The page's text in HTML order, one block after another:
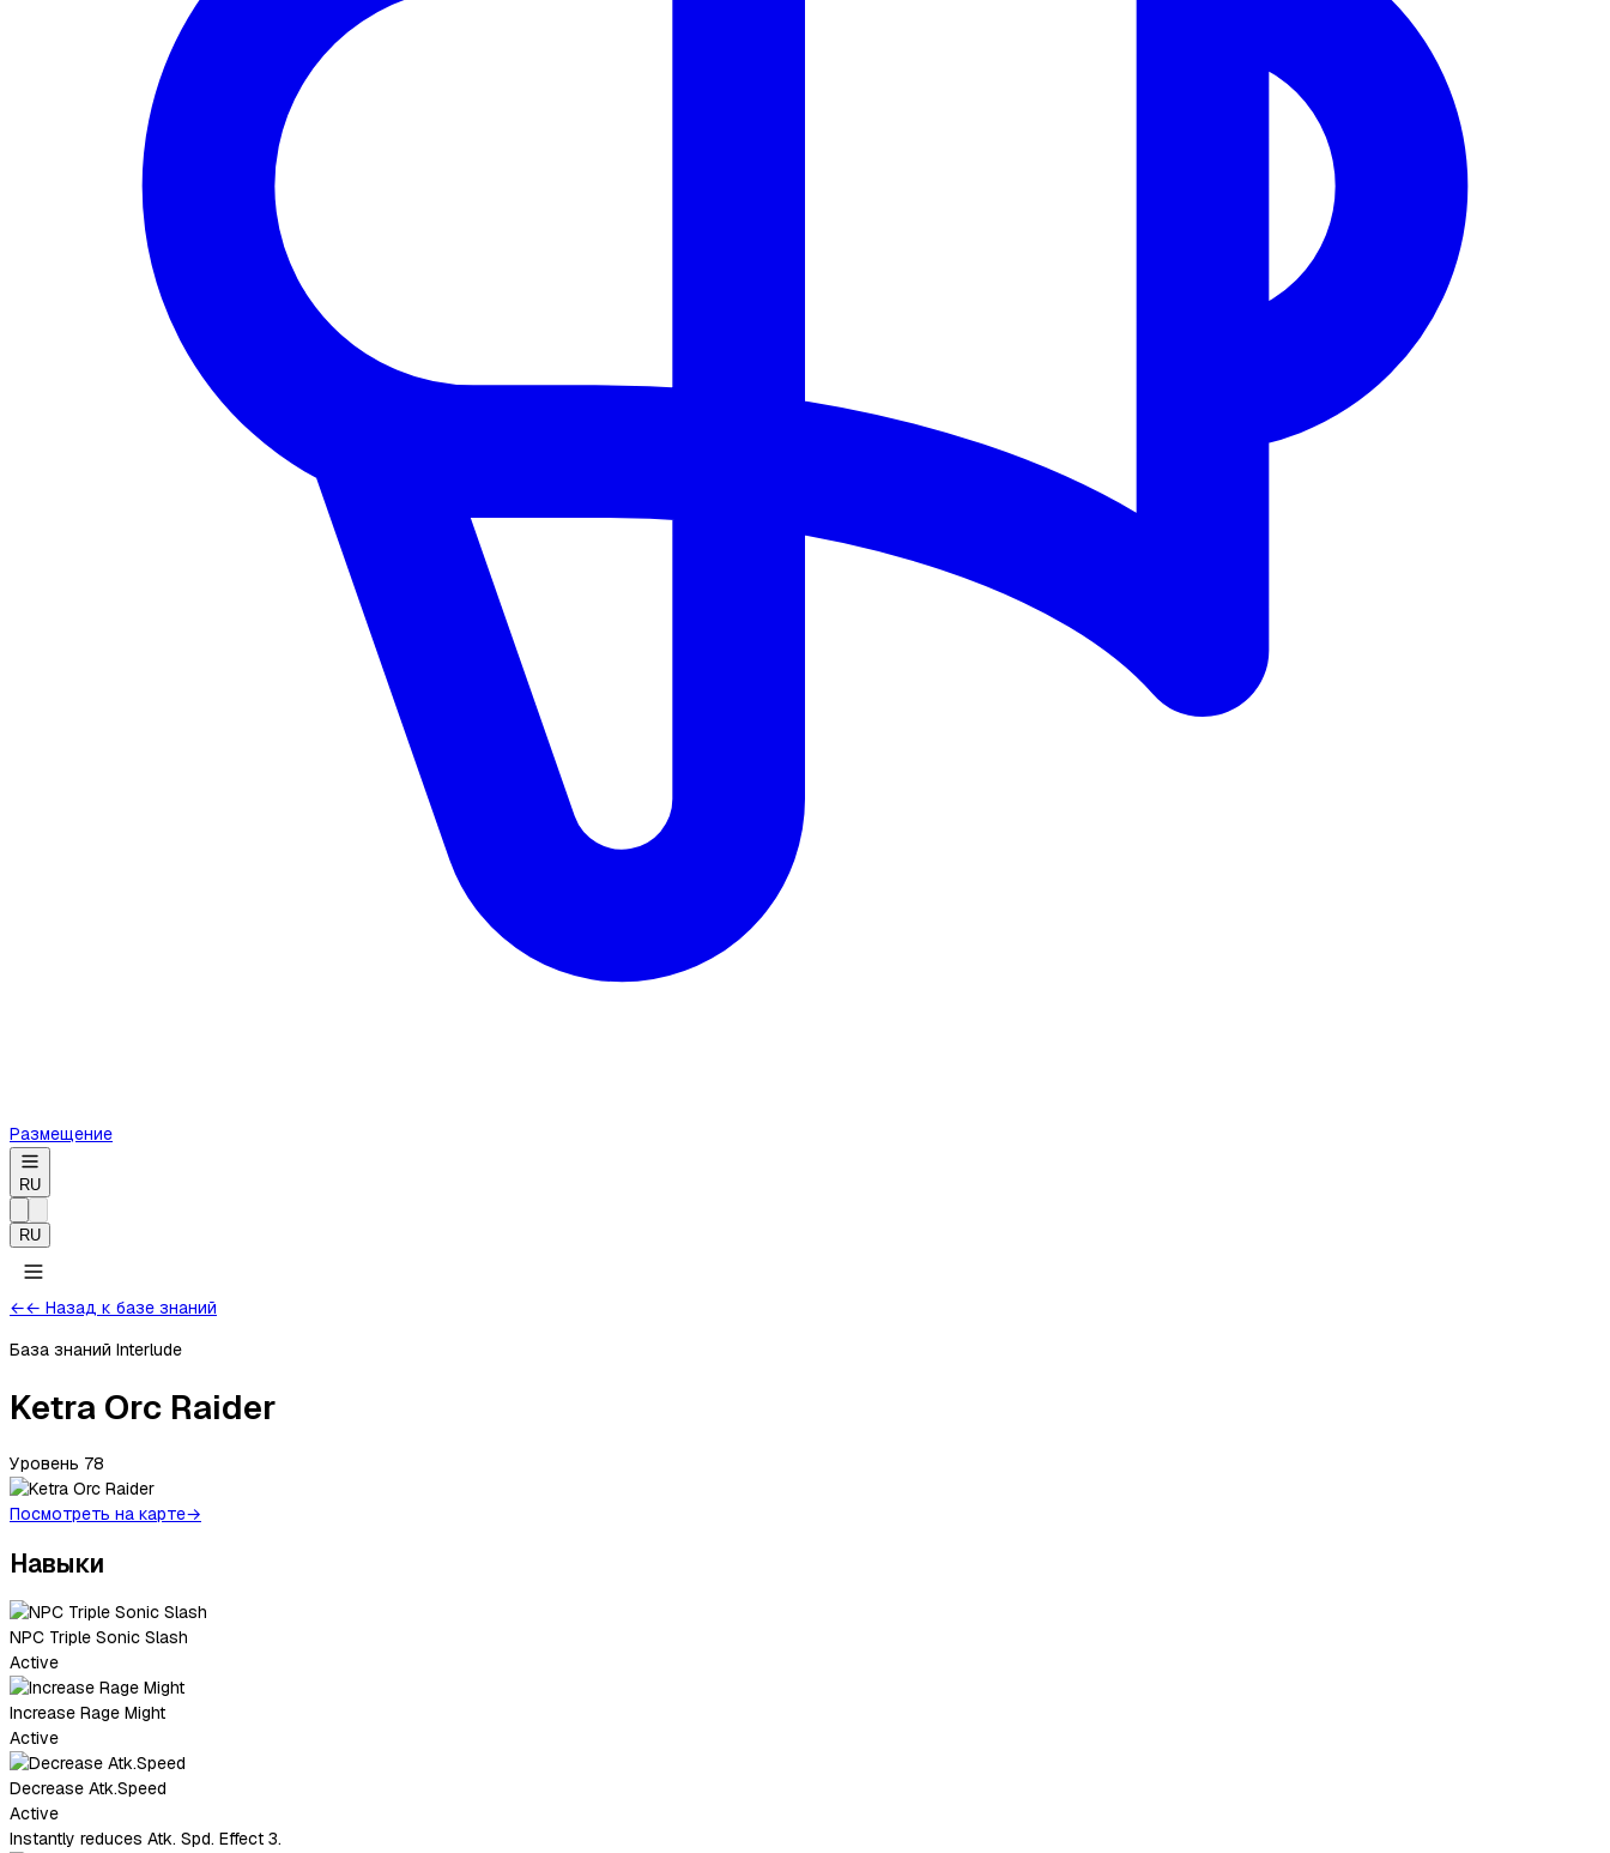
Размещение
RU
RU
←← Назад к базе знаний
База знаний Interlude
Ketra Orc Raider
Уровень 78
Посмотреть на карте→
Навыки
NPC Triple Sonic Slash
Active
Increase Rage Might
Active
Decrease Atk.Speed
Active
Instantly reduces Atk. Spd. Effect 3.